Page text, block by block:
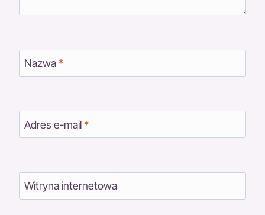
Nazwa*
Adres e-mail*
Witryna internetowa